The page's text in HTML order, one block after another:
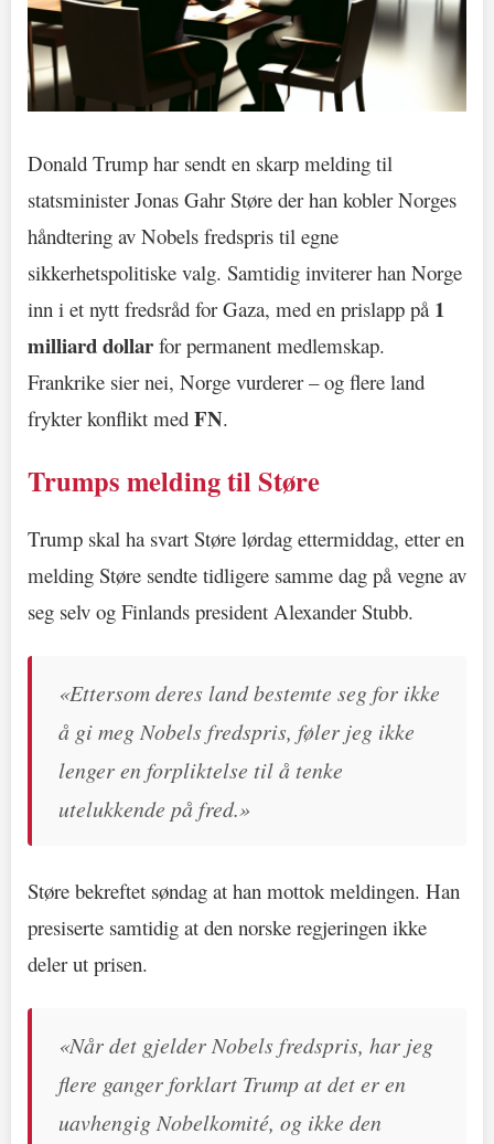
Donald Trump har sendt en skarp melding til
statsminister Jonas Gahr Støre der han kobler Norges
håndtering av Nobels fredspris til egne
sikkerhetspolitiske valg. Samtidig inviterer han Norge
inn i et nytt fredsråd for Gaza, med en prislapp på 1
milliard dollar for permanent medlemskap.
Frankrike sier nei, Norge vurderer – og flere land
frykter konflikt med FN.
Trumps melding til Støre
Trump skal ha svart Støre lørdag ettermiddag, etter en
melding Støre sendte tidligere samme dag på vegne av
seg selv og Finlands president Alexander Stubb.
«Ettersom deres land bestemte seg for ikke
å gi meg Nobels fredspris, føler jeg ikke
lenger en forpliktelse til å tenke
utelukkende på fred.»
Støre bekreftet søndag at han mottok meldingen. Han
presiserte samtidig at den norske regjeringen ikke
deler ut prisen.
«Når det gjelder Nobels fredspris, har jeg
flere ganger forklart Trump at det er en
uavhengig Nobelkomité, og ikke den